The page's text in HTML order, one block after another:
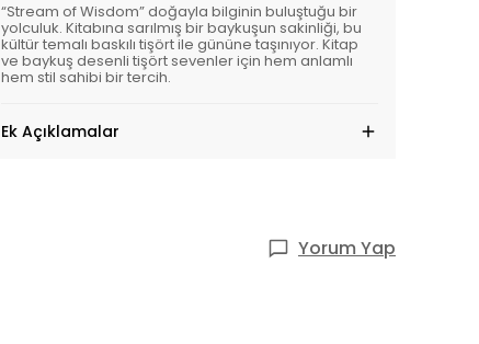
“Stream of Wisdom” doğayla bilginin buluştuğu bir
yolculuk. Kitabına sarılmış bir baykuşun sakinliği, bu
kültür temalı baskılı tişört ile gününe taşınıyor. Kitap
ve baykuş desenli tişört sevenler için hem anlamlı
hem stil sahibi bir tercih.
Ek Açıklamalar
Yorum Yap